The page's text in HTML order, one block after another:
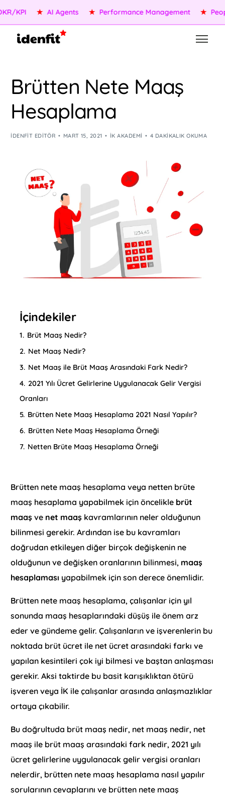
KPI ★ AI Agents ★ Performance Management ★ People
Brütten Nete Maaş
Hesaplama
IDENFIT EDITÖR MART 15, 2021 İK AKADEMI 4 DAKIKALIK OKUMA
İçindekiler
1. Brüt Maaş Nedir?
2. Net Maaş Nedir?
3. Net Maaş ile Brüt Maaş Arasındaki Fark Nedir?
4. 2021 Yılı Ücret Gelirlerine Uygulanacak Gelir Vergisi
Oranları
5. Brütten Nete Maaş Hesaplama 2021 Nasıl Yapılır?
6. Brütten Nete Maaş Hesaplama Örneği
7. Netten Brüte Maaş Hesaplama Örneği
Brütten nete maaş hesaplama veya netten brüte
maaş hesaplama yapabilmek için öncelikle brüt
maaş ve net maaş kavramlarının neler olduğunun
bilinmesi gerekir. Ardından ise bu kavramları
doğrudan etkileyen diğer birçok değişkenin ne
olduğunun ve değişken oranlarının bilinmesi, maaş
hesaplaması yapabilmek için son derece önemlidir.
Brütten nete maaş hesaplama, çalışanlar için yıl
sonunda maaş hesaplarındaki düşüş ile önem arz
eder ve gündeme gelir. Çalışanların ve işverenlerin bu
noktada brüt ücret ile net ücret arasındaki farkı ve
yapılan kesintileri çok iyi bilmesi ve baştan anlaşması
gerekir. Aksi taktirde bu basit karışıklıktan ötürü
işveren veya İK ile çalışanlar arasında anlaşmazlıklar
ortaya çıkabilir.
Bu doğrultuda brüt maaş nedir, net maaş nedir, net
maaş ile brüt maaş arasındaki fark nedir, 2021 yılı
ücret gelirlerine uygulanacak gelir vergisi oranları
nelerdir, brütten nete maaş hesaplama nasıl yapılır
sorularının cevaplarını ve brütten nete maaş